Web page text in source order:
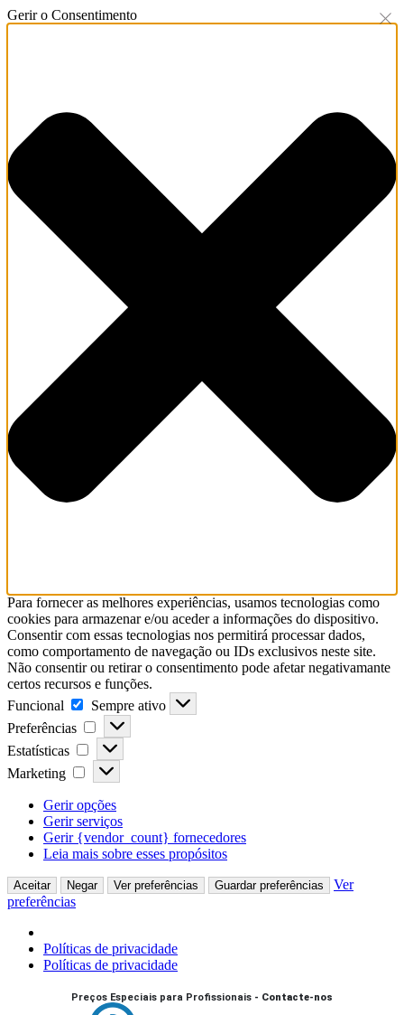
Gerir o Consentimento
Para fornecer as melhores experiências, usamos tecnologias como
cookies para armazenar e/ou aceder a informações do dispositivo.
Consentir com essas tecnologias nos permitirá processar dados,
como comportamento de navegação ou IDs exclusivos neste site.
Não consentir ou retirar o consentimento pode afetar negativamante
certos recursos e funções.
Funcional
Sempre ativo
Preferências
Estatísticas
Marketing
Gerir opções
Gerir serviços
Gerir {vendor_count} fornecedores
Leia mais sobre esses propósitos
Aceitar Negar Ver preferências Guardar preferências
Ver
preferências
Políticas de privacidade
Políticas de privacidade
Preços Especiais para Profissionais - Contacte-nos